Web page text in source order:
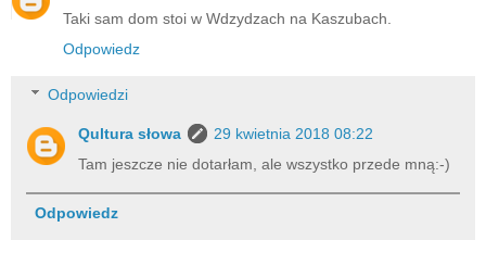
Taki sam dom stoi w Wdzydzach na Kaszubach.
Odpowiedz
Odpowiedzi
Qultura słowa
29 kwietnia 2018 08:22
Tam jeszcze nie dotarłam, ale wszystko przede mną:-)
Odpowiedz